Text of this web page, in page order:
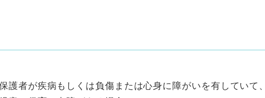
護者が疾病もしくは負傷または心身に障がいを有していて、